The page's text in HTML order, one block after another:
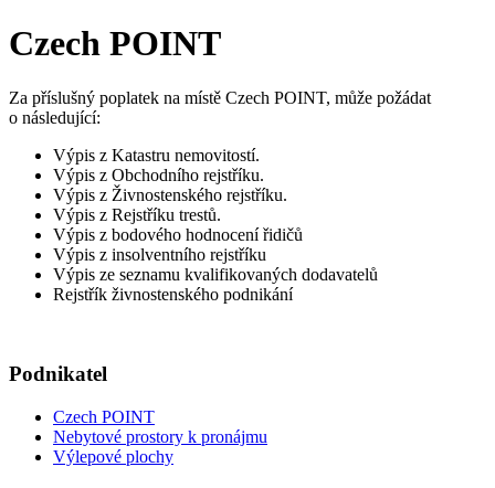
Czech POINT
Za příslušný poplatek na místě Czech POINT, může požádat
o následující:
Výpis z Katastru nemovitostí.
Výpis z Obchodního rejstříku.
Výpis z Živnostenského rejstříku.
Výpis z Rejstříku trestů.
Výpis z bodového hodnocení řidičů
Výpis z insolventního rejstříku
Výpis ze seznamu kvalifikovaných dodavatelů
Rejstřík živnostenského podnikání
Podnikatel
Czech POINT
Nebytové prostory k pronájmu
Výlepové plochy